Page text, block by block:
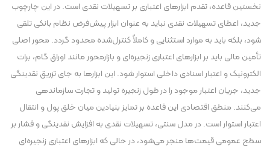
نخستین قاعده، تقدم ابزار‌های اعتباری بر تسهیلات نقدی است. در این چارچوب
جدید، اعطای تسهیلات نقدی نباید به عنوان ابزار پیش‌فرض نظام بانکی تلقی
شود، بلکه باید به موارد استثنایی و کاملاً کنترل‌شده محدود گردد. محور اصلی
تأمین مالی باید بر ابزار‌های اعتباری زنجیره‌ای و بازارمحور مانند اوراق گام، برات
الکترونیک و اعتبار اسنادی داخلی استوار شود. این ابزار‌ها به جای تزریق نقدینگی
جدید، جریان اعتبار موجود را در طول زنجیره تولید و تجارت سازماندهی
می‌کنند. منطق اقتصادی این قاعده بر تمایز بنیادین میان خلق پول و انتقال
اعتبار استوار است. در مدل سنتی، تسهیلات نقدی به افزایش نقدینگی و فشار بر
سطح عمومی قیمت‌ها منجر می‌شود، در حالی که ابزار‌های اعتباری زنجیره‌ای